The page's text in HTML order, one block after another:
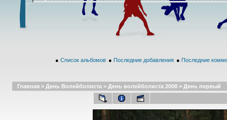
● Список альбомов ● Последние добавления ● Последние
Главная > День Волейболиста > День волейболиста 2008 > День первый